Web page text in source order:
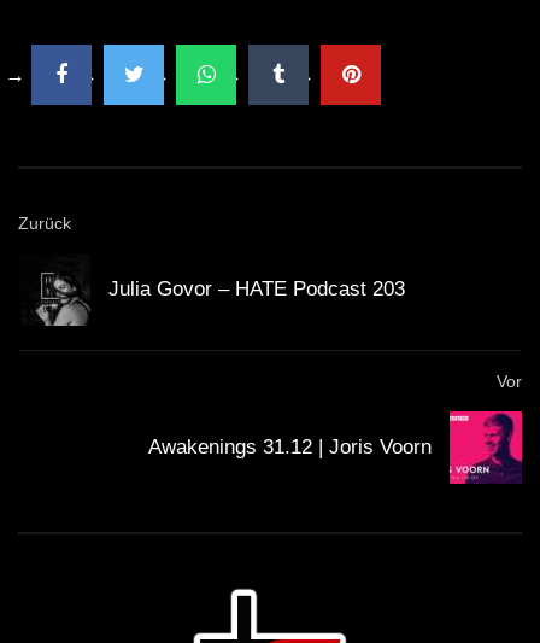
Zurück
Julia Govor – HATE Podcast 203
Vor
Awakenings 31.12 | Joris Voorn